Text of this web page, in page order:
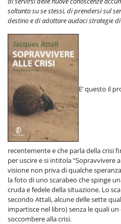
soltanto su se stessi, di prendersi sul
destino e di adottare audaci strategie
E’ questo il
recentemente e che parla della crisi
per uscire e si intitola “Sopravvivere
visione non priva di qualche
la foto di uno scarabeo che spinge
cruda e fedele della situazione. Lo
secondo Attali, alcune delle sette
impartisce nel libro) senza le quali
soccombere alla crisi.